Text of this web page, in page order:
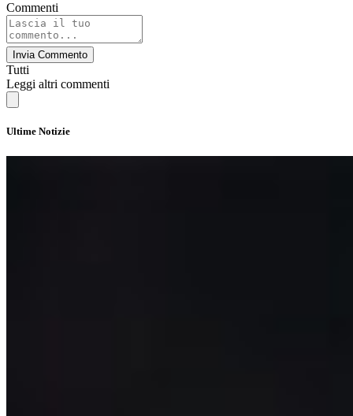
Commenti
Invia Commento
Tutti
Leggi altri commenti
Ultime Notizie